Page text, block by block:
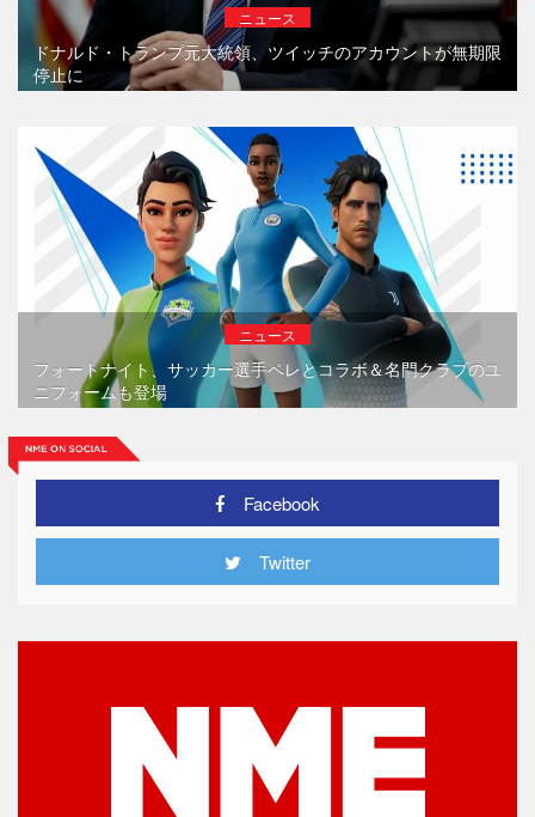
ニュース
ドナルド・トランプ元大統領、ツイッチのアカウントが無期限
停止に
ニュース
フォートナイト、サッカー選手ペレとコラボ＆名門クラブのユ
ニフォームも登場
Facebook
Twitter